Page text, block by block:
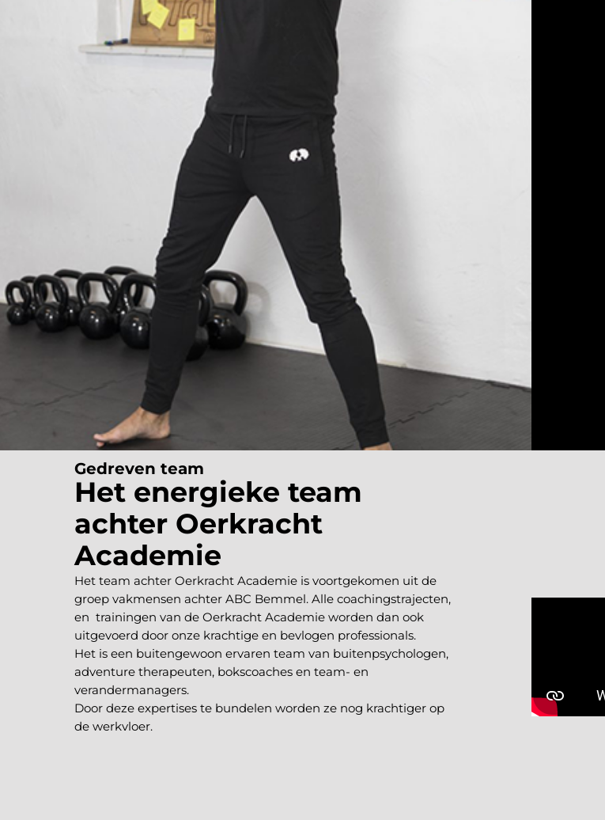
Gedreven team
Het energieke team
achter Oerkracht
Academie
Het team achter Oerkracht Academie is voortgekomen uit de
groep vakmensen achter ABC Bemmel. Alle coachingstrajecten,
en trainingen van de Oerkracht Academie worden dan ook
uitgevoerd door onze krachtige en bevlogen professionals.
Het is een buitengewoon ervaren team van buitenpsychologen,
adventure therapeuten, bokscoaches en team- en
verandermanagers.
Door deze expertises te bundelen worden ze nog krachtiger op
de werkvloer.